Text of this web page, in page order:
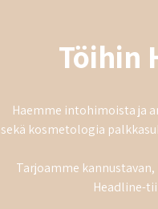
Töihin
Haemme intohimoista ja
sekä kosmetologia
Tarjoamme
Headline-